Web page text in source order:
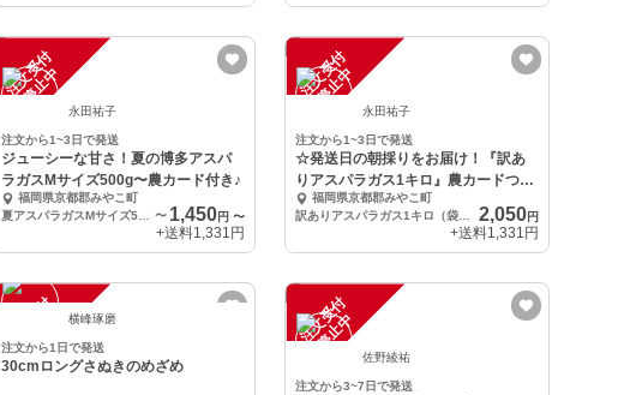
注
文
受
付
停
止
中
永田祐子
注文から1~3日で発送
ジューシーな甘さ！夏の博多アスパ
ラガスMサイズ500g〜農カード付き♪
福岡県京都郡みやこ町
〜 1,450円〜
+送料1,331円
注
文
受
付
停
止
中
永田祐子
注文から1~3日で発送
☆発送日の朝採りをお届け！『訳あ
りアスパラガス1キロ』農カードつき
♪
福岡県京都郡みやこ町
2,050円
+送料1,331円
注
文
受
付
停
止
中 横峰琢磨
注文から1日で発送
30cmロングさぬきのめざめ
注
文
受
付
停
止
中
佐野綾祐
注文から3~7日で発送